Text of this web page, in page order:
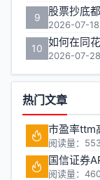
9 股票抄底
2026-07-18
10 如何在同
2026-07-28
热门文章
市盈率ttm
阅读量：
国信证券
阅读量：